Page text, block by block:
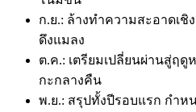
ก.ย.: ล้างทำความสะอาดเ
ดึงแมลง
ต.ค.: เตรียมเปลี่ยนผ่านสู่ฤ
กะกลางคืน
พ.ย.: สรุปทั้งปีรอบแรก กำ